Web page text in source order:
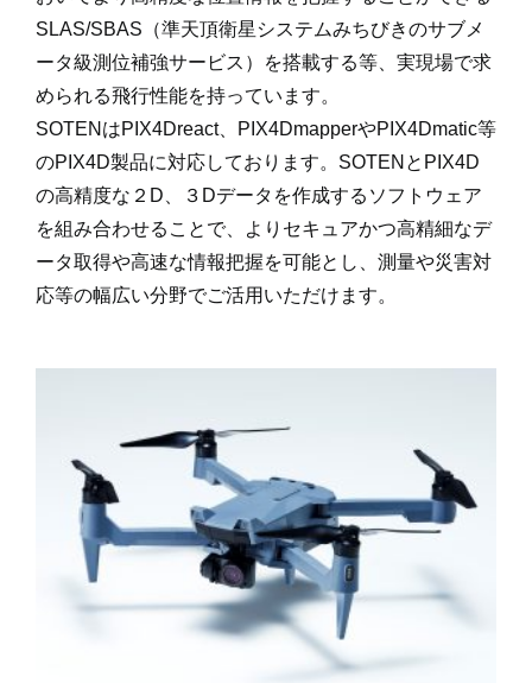
SLAS/SBAS（準天頂衛星システムみちびきのサブメ
ータ級測位補強サービス）を搭載する等、実現場で求
められる飛行性能を持っています。
SOTENはPIX4Dreact、PIX4DmapperやPIX4Dmatic等
のPIX4D製品に対応しております。SOTENとPIX4D
の高精度な２D、３Dデータを作成するソフトウェア
を組み合わせることで、よりセキュアかつ高精細なデ
ータ取得や高速な情報把握を可能とし、測量や災害対
応等の幅広い分野でご活用いただけます。